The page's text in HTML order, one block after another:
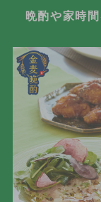
晩酌や家時